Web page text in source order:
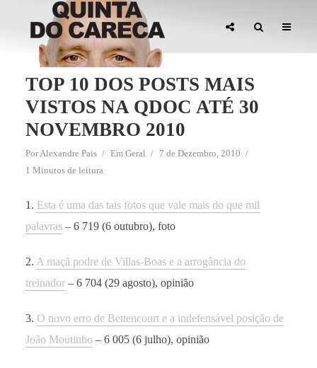
TOP 10 DOS POSTS MAIS
VISTOS NA QDOC ATÉ 30
NOVEMBRO 2010
PorAlexandre Pais Em Geral
7 de Dezembro, 2010
1 Minutos de leitura
1. Esta é uma das tais fotos que vale mais do que mil
palavras– 6 719 (6 outubro), foto
2. A maçã podre de Villas-Boas e a arrogância do
treinador– 6 704 (29 agosto), opinião
3. O novo erro de Bettencourt e a indefensável posição de
João Moutinho – 6 005 (6 julho), opinião